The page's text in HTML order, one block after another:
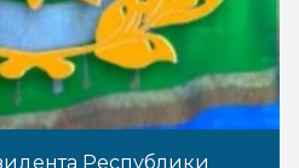
Республики